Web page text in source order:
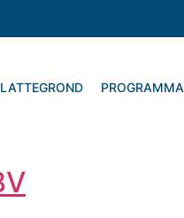
PROGRAMMA